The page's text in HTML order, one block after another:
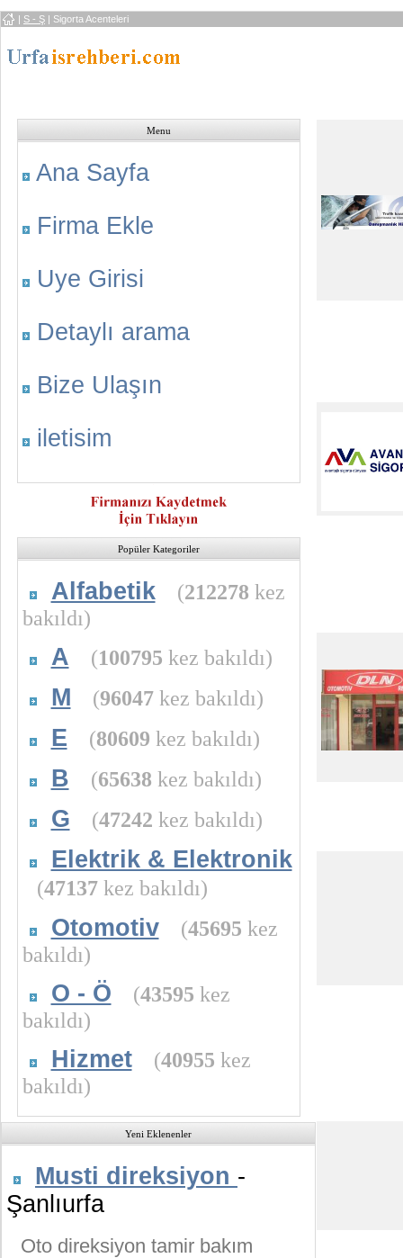
| S - Ş | Sigorta Acenteleri
Menu
Ana Sayfa
Firma Ekle
Uye Girisi
Detaylı arama
Bize Ulaşın
iletisim
Popüler Kategoriler
Alfabetik (212278 kez
bakıldı)
A (100795 kez bakıldı)
M (96047kez bakıldı)
E (80609 kez bakıldı)
B (65638 kez bakıldı)
G (47242 kez bakıldı)
Elektrik & Elektronik
(47137kez bakıldı)
Otomotiv (45695 kez
bakıldı)
O - Ö (43595 kez
bakıldı)
Hizmet (40955 kez
bakıldı)
Yeni Eklenenler
Musti direksiyon -
Şanlıurfa
Oto direksiyon tamir bakım